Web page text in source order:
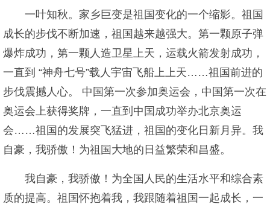
一叶知秋。家乡巨变是祖国变化的一个缩影。祖国
成长的步伐不断加速，祖国越来越强大。第一颗原子弹
爆炸成功，第一颗人造卫星上天，运载火箭发射成功，
一直到 “神舟七号”载人宇宙飞船上上天……祖国前进的
步伐震撼人心。 中国第一次参加奥运会，中国第一次在
奥运会上获得奖牌，一直到中国成功举办北京奥运
会……祖国的发展突飞猛进，祖国的变化日新月异。我
自豪，我骄傲！为祖国大地的日益繁荣和昌盛。
我自豪，我骄傲！为全国人民的生活水平和综合素
质的提高。祖国怀抱着我，我跟随着祖国一起成长，一